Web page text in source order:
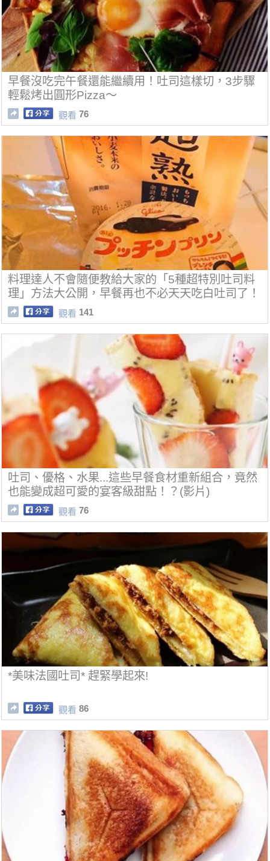
早餐沒吃完午餐還能繼續用！吐司這樣切，3步驟
輕鬆烤出圓形Pizza～
觀看 76
料理達人不會隨便教給大家的「5種超特別吐司料
理」方法大公開，早餐再也不必天天吃白吐司了！
觀看 141
吐司、優格、水果...這些早餐食材重新組合，竟然
也能變成超可愛的宴客級甜點！？(影片)
觀看 76
*美味法國吐司* 趕緊學起來!
觀看 86